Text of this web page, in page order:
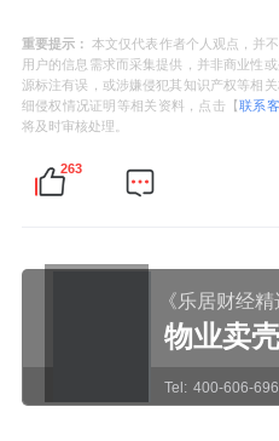
如果想要一键到达查询
也可直接扫一扫下方小
查看 新豪轩门窗
市场上不少品牌假借“
则并无官方授权。选门
法自行核验。认准官方
重要提示： 本文仅代表作者个人观点，并
用户的信息需求而采集提供，并非商业性
源标注有误，或涉嫌侵犯其知识产权等相
细侵权情况证明等相关资料，点击【联系
将及时审核处理。
263
《乐居财经精
物业卖壳
Tel: 400-606-